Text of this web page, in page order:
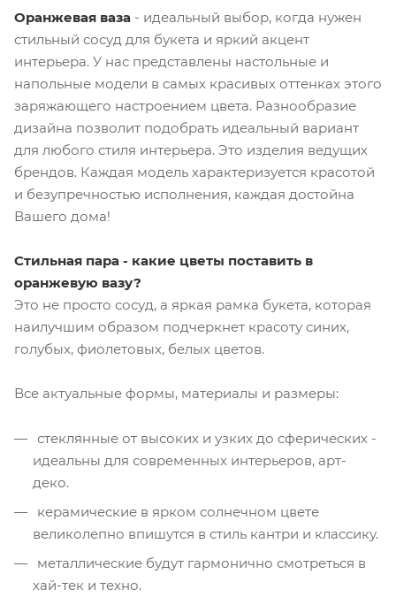
Оранжевая ваза - идеальный выбор, когда нужен
стильный сосуд для букета и яркий акцент
интерьера. У нас представлены настольные и
напольные модели в самых красивых оттенках этого
заряжающего настроением цвета. Разнообразие
дизайна позволит подобрать идеальный вариант
для любого стиля интерьера. Это изделия ведущих
брендов. Каждая модель характеризуется красотой
и безупречностью исполнения, каждая достойна
Вашего дома!
Стильная пара - какие цветы поставить в
оранжевую вазу?
Это не просто сосуд, а яркая рамка букета, которая
наилучшим образом подчеркнет красоту синих,
голубых, фиолетовых, белых цветов.
Все актуальные формы, материалы и размеры:
стеклянные от высоких и узких до сферических -
идеальны для современных интерьеров, арт-
деко.
керамические в ярком солнечном цвете
великолепно впишутся в стиль кантри и классику.
металлические будут гармонично смотреться в
хай-тек и техно.